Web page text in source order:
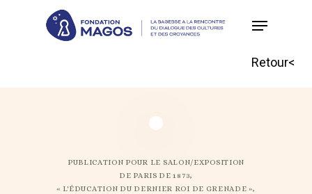
Retour<
PUBLICATION POUR LE SALON/EXPOSITION
DE PARIS DE 1873,
« L'ÉDUCATION DU DERNIER ROI DE GRENADE »,